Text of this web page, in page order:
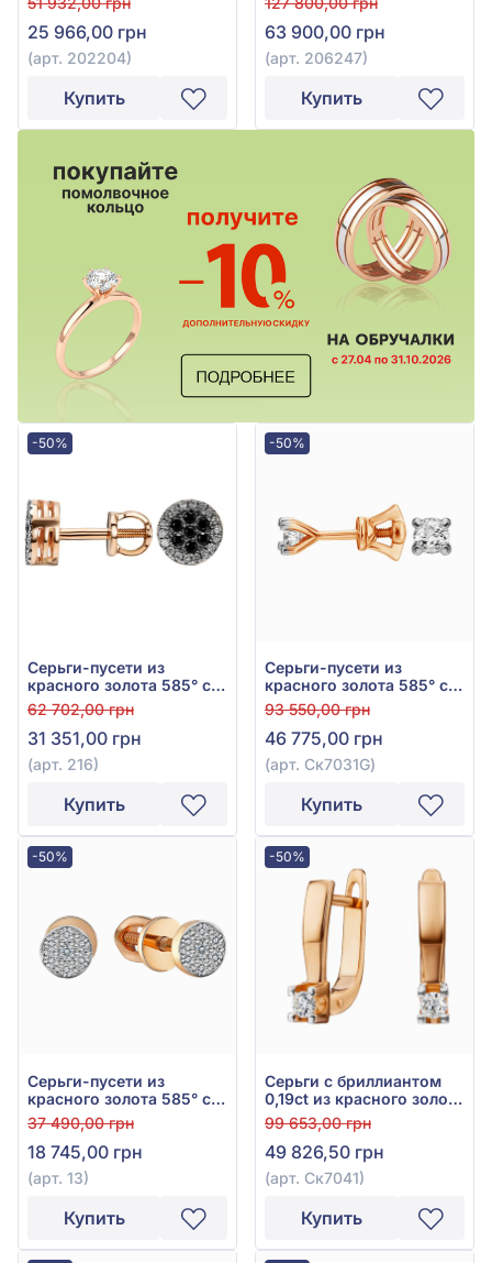
арт. 202204
25 966,00 грн
(арт. 202204)
Купить
206247
63 900,00 грн
(арт. 206247)
Купить
-50%
Серьги-пусети из
красного золота 585° с
прозрачным
бриллиантом 0,102ct и
чёрным бриллиантом
0,14ct, арт. 216
62 702,00 грн
31 351,00 грн
(арт. 216)
Купить
-50%
Серьги-пусети из
красного золота 585° с
бриллиантом 0,36ct, арт.
Ск7031G
93 550,00 грн
46 775,00 грн
(арт. Ск7031G)
Купить
-50%
Серьги-пусети из
красного золота 585° с
бриллиантом 0,097ct,
арт. 13
37 490,00 грн
18 745,00 грн
(арт. 13)
Купить
-50%
Серьги с бриллиантом
0,19ct из красного золота
585°, арт. Ск7041
99 653,00 грн
49 826,50 грн
(арт. Ск7041)
Купить